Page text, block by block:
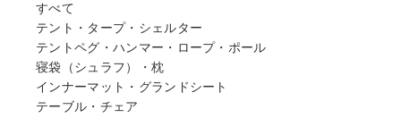
すべて
テント・タープ・シェルター
テントペグ・ハンマー・ロープ・ポール
寝袋（シュラフ）・枕
インナーマット・グランドシート
テーブル・チェア